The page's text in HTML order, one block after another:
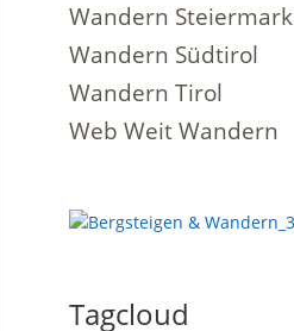
Wandern Steiermark
Wandern Südtirol
Wandern Tirol
Web Weit Wandern
Tagcloud